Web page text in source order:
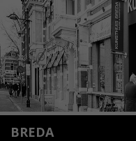
Lees meer
BREDA